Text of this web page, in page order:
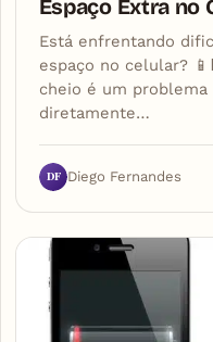
Espaço Extra no
Está enfrentando
espaço no celular?
cheio é um
diretamente…
DF Diego Fernandes